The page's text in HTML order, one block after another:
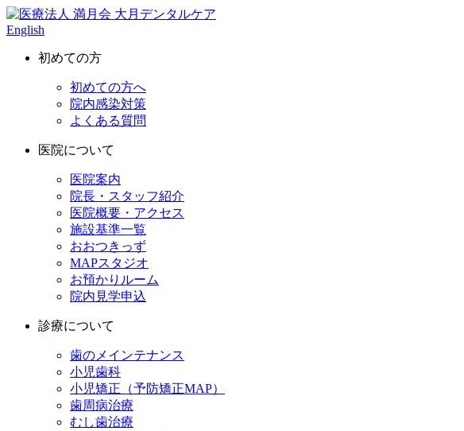
English
初めての方
初めての方へ
院内感染対策
よくある質問
医院について
医院案内
院長・スタッフ紹介
医院概要・アクセス
施設基準一覧
おおつきっず
MAPスタジオ
お預かりルーム
院内見学申込
診療について
歯のメインテナンス
小児歯科
小児矯正（予防矯正MAP）
歯周病治療
むし歯治療